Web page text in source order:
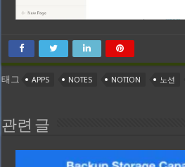
태그 APPS NOTES NOTION 노션
관련 글